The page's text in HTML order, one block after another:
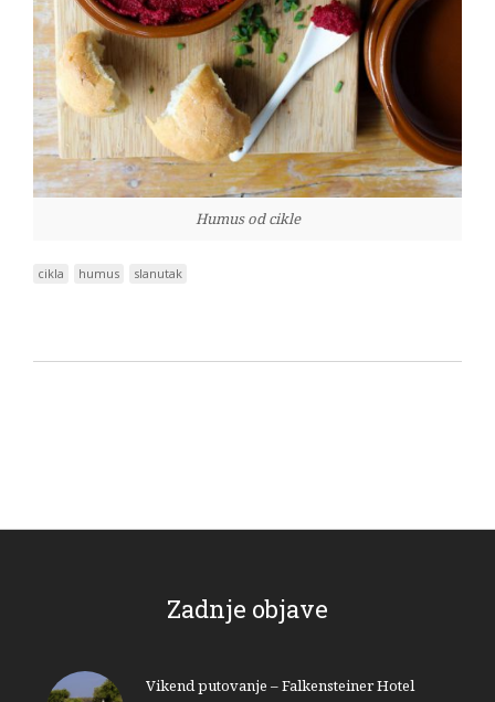
Humus od cikle
cikla humus slanutak
Zadnje objave
Vikend putovanje – Falkensteiner Hotel